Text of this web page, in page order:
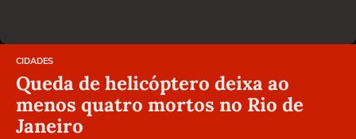
CIDADES
Queda de helicóptero deixa ao
menos quatro mortos no Rio de
Janeiro